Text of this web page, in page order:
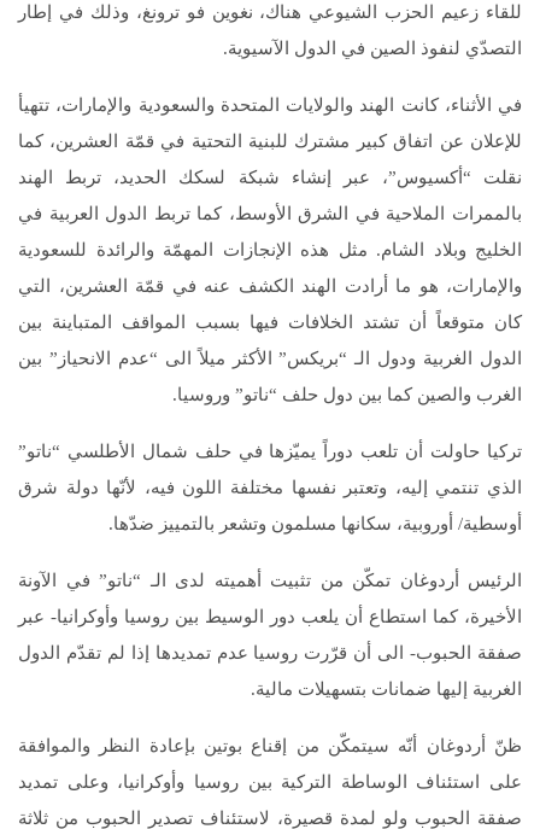
للقاء زعيم الحزب الشيوعي هناك، نغوين فو ترونغ، وذلك في إطار
التصدّي لنفوذ الصين في الدول الآسيوية.
في الأثناء، كانت الهند والولايات المتحدة والسعودية والإمارات، تتهيأ
للإعلان عن اتفاق كبير مشترك للبنية التحتية في قمّة العشرين، كما
نقلت “أكسيوس”، عبر إنشاء شبكة لسكك الحديد، تربط الهند
بالممرات الملاحية في الشرق الأوسط، كما تربط الدول العربية في
الخليج وبلاد الشام. مثل هذه الإنجازات المهمّة والرائدة للسعودية
والإمارات، هو ما أرادت الهند الكشف عنه في قمّة العشرين، التي
كان متوقعاً أن تشتد الخلافات فيها بسبب المواقف المتباينة بين
الدول الغربية ودول الـ “بريكس” الأكثر ميلاً الى “عدم الانحياز” بين
الغرب والصين كما بين دول حلف “ناتو” وروسيا.
تركيا حاولت أن تلعب دوراً يميّزها في حلف شمال الأطلسي “ناتو”
الذي تنتمي إليه، وتعتبر نفسها مختلفة اللون فيه، لأنّها دولة شرق
أوسطية/ أوروبية، سكانها مسلمون وتشعر بالتمييز ضدّها.
الرئيس أردوغان تمكّن من تثبيت أهميته لدى الـ “ناتو” في الآونة
الأخيرة، كما استطاع أن يلعب دور الوسيط بين روسيا وأوكرانيا- عبر
صفقة الحبوب- الى أن قرّرت روسيا عدم تمديدها إذا لم تقدّم الدول
الغربية إليها ضمانات بتسهيلات مالية.
ظنّ أردوغان أنّه سيتمكّن من إقناع بوتين بإعادة النظر والموافقة
على استئناف الوساطة التركية بين روسيا وأوكرانيا، وعلى تمديد
صفقة الحبوب ولو لمدة قصيرة، لاستئناف تصدير الحبوب من ثلاثة